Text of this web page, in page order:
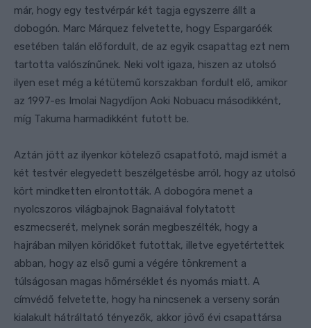
már, hogy egy testvérpár két tagja egyszerre állt a
dobogón. Marc Márquez felvetette, hogy Espargaróék
esetében talán előfordult, de az egyik csapattag ezt nem
tartotta valószínűnek. Neki volt igaza, hiszen az utolsó
ilyen eset még a kétütemű korszakban fordult elő, amikor
az 1997-es Imolai Nagydíjon Aoki Nobuacu másodikként,
míg Takuma harmadikként futott be.
Aztán jött az ilyenkor kötelező csapatfotó, majd ismét a
két testvér elegyedett beszélgetésbe arról, hogy az utolsó
kört mindketten elrontották. A dobogóra menet a
nyolcszoros világbajnok Bagnaiával folytatott
eszmecserét, melynek során megbeszélték, hogy a
hajrában milyen köridőket futottak, illetve egyetértettek
abban, hogy az első gumi a végére tönkrement a
túlságosan magas hőmérséklet és nyomás miatt. A
címvédő felvetette, hogy ha nincsenek a verseny során
kialakult hátráltató tényezők, akkor jövő évi csapattársa